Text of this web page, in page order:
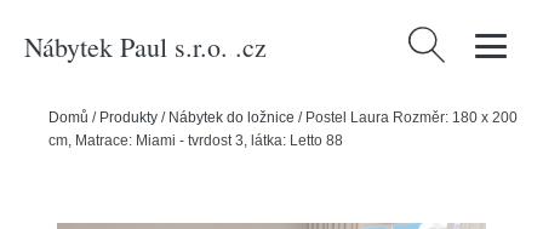
Nábytek Paul s.r.o. .cz Vyhledávání
Domů / Produkty / Nábytek do ložnice / Postel Laura Rozměr: 180 x 200
cm, Matrace: Miami - tvrdost 3, látka: Letto 88